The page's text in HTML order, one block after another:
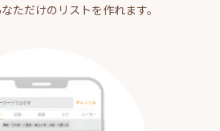
ただけのリストを作れます。